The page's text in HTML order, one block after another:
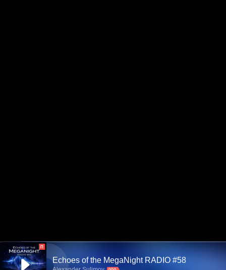
П
Echoes of the MegaNight RADIO #58